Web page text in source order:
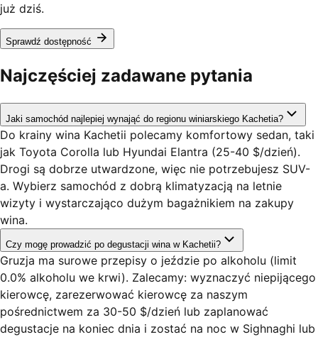
już dziś.
Sprawdź dostępność
Najczęściej zadawane pytania
Jaki samochód najlepiej wynająć do regionu winiarskiego Kachetia?
Do krainy wina Kachetii polecamy komfortowy sedan, taki
jak Toyota Corolla lub Hyundai Elantra (25-40 $/dzień).
Drogi są dobrze utwardzone, więc nie potrzebujesz SUV-
a. Wybierz samochód z dobrą klimatyzacją na letnie
wizyty i wystarczająco dużym bagażnikiem na zakupy
wina.
Czy mogę prowadzić po degustacji wina w Kachetii?
Gruzja ma surowe przepisy o jeździe po alkoholu (limit
0.0% alkoholu we krwi). Zalecamy: wyznaczyć niepijącego
kierowcę, zarezerwować kierowcę za naszym
pośrednictwem za 30-50 $/dzień lub zaplanować
degustacje na koniec dnia i zostać na noc w Sighnaghi lub